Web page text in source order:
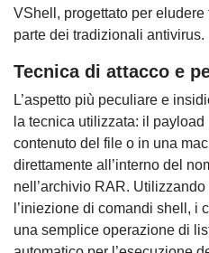
VShell, progettato per
parte dei tradizionali antivirus.
Tecnica di attacco e
L’aspetto più peculiare e
la tecnica utilizzata: il
contenuto del file o in una
direttamente all’interno del
nell’archivio RAR.
l’iniezione di comandi shell, i
una semplice operazione di